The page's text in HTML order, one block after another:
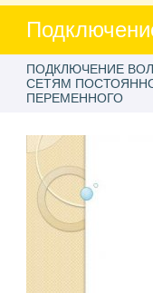
ПОДКЛЮЧЕНИЕ
СЕТЯМ
ПЕРЕМЕННОГО